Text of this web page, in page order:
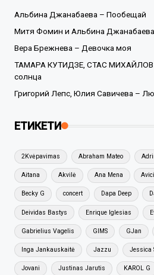
Альбина Джанабаева – Пообещай
Митя Фомин и Альбина
Вера Брежнева – Девочка моя
ТАМАРА КУТИДЗЕ, СТАС МИХАЙЛОВ
солнца
Григорий Лепс, Юлия Савичева –
ЕТИКЕТИ
2Kvėpavimas Abraham Mateo
Aitana Akvilė Ana Mena
Becky G concert Dapa Deep
Deividas Bastys Enrique Iglesias
Gabrielius Vagelis GIMS GJan
Inga Jankauskaitė Jazzu Jessica
Jovani Justinas Jarutis KAROL G